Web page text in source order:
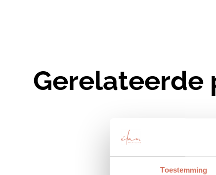
Toestemming
Gerelateerde